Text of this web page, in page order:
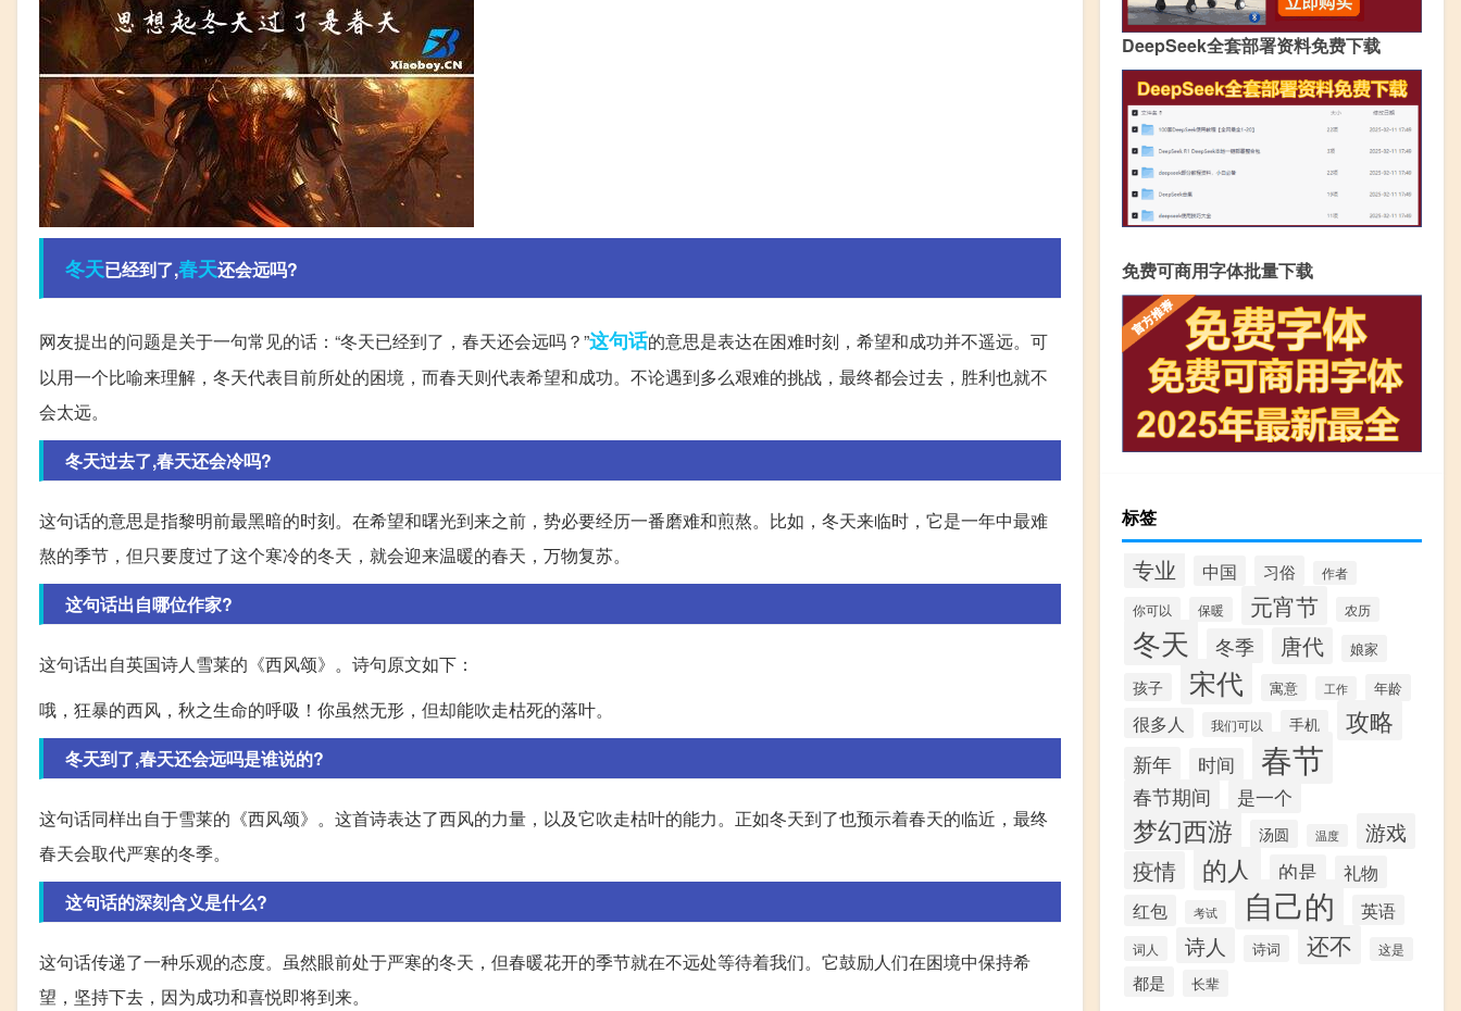
冬天已经到了,春天还会远吗?
网友提出的问题是关于一句常见的话：“冬天已经到了，春天还会远吗？”这句话的意思是表达在困难时刻，希望和成功并不遥远。可
以用一个比喻来理解，冬天代表目前所处的困境，而春天则代表希望和成功。不论遇到多么艰难的挑战，最终都会过去，胜利也就不
会太远。
冬天过去了,春天还会冷吗?
这句话的意思是指黎明前最黑暗的时刻。在希望和曙光到来之前，势必要经历一番磨难和煎熬。比如，冬天来临时，它是一年中最难
熬的季节，但只要度过了这个寒冷的冬天，就会迎来温暖的春天，万物复苏。
这句话出自哪位作家?
这句话出自英国诗人雪莱的《西风颂》。诗句原文如下：
哦，狂暴的西风，秋之生命的呼吸！你虽然无形，但却能吹走枯死的落叶。
冬天到了,春天还会远吗是谁说的?
这句话同样出自于雪莱的《西风颂》。这首诗表达了西风的力量，以及它吹走枯叶的能力。正如冬天到了也预示着春天的临近，最终
春天会取代严寒的冬季。
这句话的深刻含义是什么?
这句话传递了一种乐观的态度。虽然眼前处于严寒的冬天，但春暖花开的季节就在不远处等待着我们。它鼓励人们在困境中保持希
望，坚持下去，因为成功和喜悦即将到来。
DeepSeek全套部署资料免费下载
免费可商用字体批量下载
标签
专业 中国 习俗 作者
你可以 保暖 元宵节 农历
冬天 冬季 唐代 娘家
孩子 宋代 寓意 工作 年龄
很多人 我们可以 手机 攻略
新年 时间 春节
春节期间 是一个
梦幻西游 汤圆 温度 游戏
疫情 的人 的是 礼物
红包 考试 自己的 英语
词人 诗人 诗词 还不 这是
都是 长辈